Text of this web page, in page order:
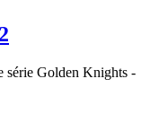
série Golden Knights -